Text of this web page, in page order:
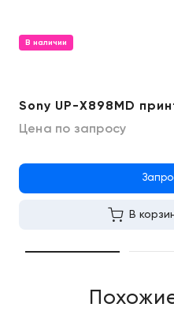
В наличии
Sony UP-X898MD
Цена по запросу
В